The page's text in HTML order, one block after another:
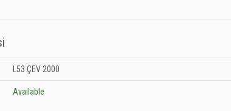
Unknown
L53 ÇEV 2000
Available